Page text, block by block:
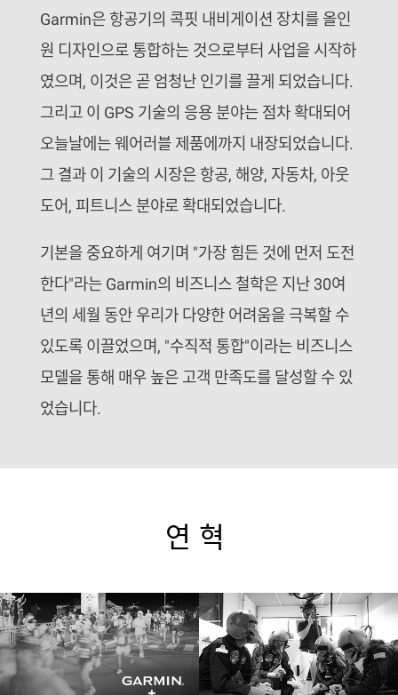
Garmin은 항공기의 콕핏 내비게이션 장치를 올인
원 디자인으로 통합하는 것으로부터 사업을 시작하
였으며, 이것은 곧 엄청난 인기를 끌게 되었습니다.
그리고 이 GPS 기술의 응용 분야는 점차 확대되어
오늘날에는 웨어러블 제품에까지 내장되었습니다.
그 결과 이 기술의 시장은 항공, 해양, 자동차, 아웃
도어, 피트니스 분야로 확대되었습니다.
기본을 중요하게 여기며 "가장 힘든 것에 먼저 도전
한다"라는 Garmin의 비즈니스 철학은 지난 30여
년의 세월 동안 우리가 다양한 어려움을 극복할 수
있도록 이끌었으며, "수직적 통합"이라는 비즈니스
모델을 통해 매우 높은 고객 만족도를 달성할 수 있
었습니다.
연혁